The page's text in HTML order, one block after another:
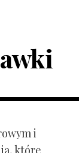
i
które